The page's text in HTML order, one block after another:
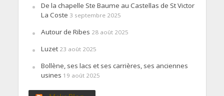
De la chapelle Ste Baume au Castellas de St Victor
La Coste 3 septembre 2025
Autour de Ribes 28 août 2025
Luzet 23 août 2025
Bollène, ses lacs et ses carrières, ses anciennes
usines 19 août 2025